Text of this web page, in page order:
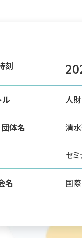
刻
ル 人
団体名 清
セ
名 国